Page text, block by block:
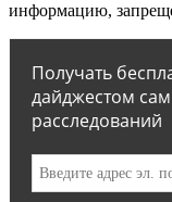
информацию,
Получать
дайджестом
расследований